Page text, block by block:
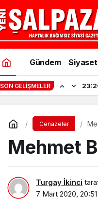
Gündem Siyaset
SON GELIŞMELER
Cenazeler
Mehmet
Turgay İkinci
7 Mart 2020, 20:51